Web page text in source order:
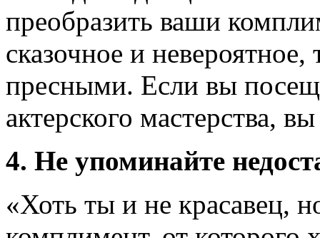
преобразить ваши
сказочное и
пресными. Если вы
актерского мастерства,
4. Не упоминайте
«Хоть ты и не красавец,